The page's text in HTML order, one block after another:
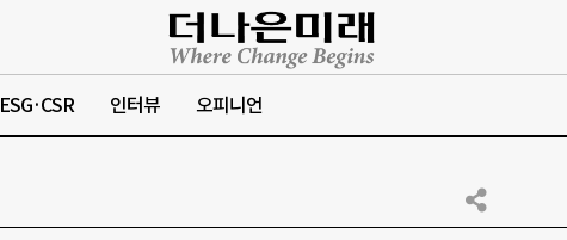
ESG·CSR 인터뷰 오피니언